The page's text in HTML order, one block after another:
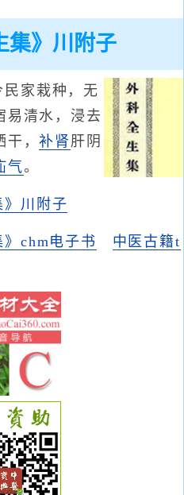
集》川附子
家栽种，无
易清水，浸去
干，补肾 肝阴
气。
》川附子
》chm电子书
中医古籍t